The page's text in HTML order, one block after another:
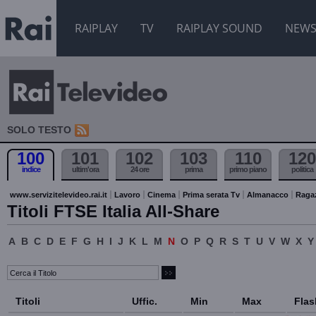
RAIPLAY TV RAIPLAY SOUND NEWS
SOLO TESTO
100
indice
101
ultim'ora
102
24 ore
103
prima
110
primo piano
120
politica
www.servizitelevideo.rai.it Lavoro Cinema Prima serata Tv Almanacco
Titoli FTSE Italia All-Share
A B C D E F G H I J K L M N O P Q R S T U V W X Y
Titoli Uffic. Min Max